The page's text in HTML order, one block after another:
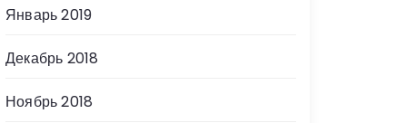
Январь 2019
Декабрь 2018
Ноябрь 2018